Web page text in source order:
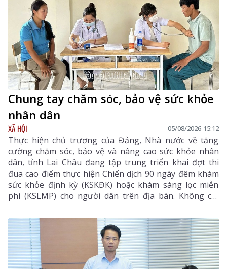
Chung tay chăm sóc, bảo vệ sức khỏe
nhân dân
XÃ HỘI 05/08/2026 15:12
Thực hiện chủ trương của Đảng, Nhà nước về tăng
cường chăm sóc, bảo vệ và nâng cao sức khỏe nhân
dân, tỉnh Lai Châu đang tập trung triển khai đợt thi
đua cao điểm thực hiện Chiến dịch 90 ngày đêm khám
sức khỏe định kỳ (KSKĐK) hoặc khám sàng lọc miễn
phí (KSLMP) cho người dân trên địa bàn. Không chỉ
góp phần phát hiện sớm bệnh tật, nâng cao chất
lượng chăm sóc sức khỏe (CSSK) ban đầu, chương
trình còn lan tỏa tinh thần trách nhiệm, y đức và sự
tận tâm của đội ngũ cán bộ y tế, hướng tới mục tiêu
mọi người dân đều được tiếp cận dịch vụ y tế công
bằng, chất lượng và nhân văn.